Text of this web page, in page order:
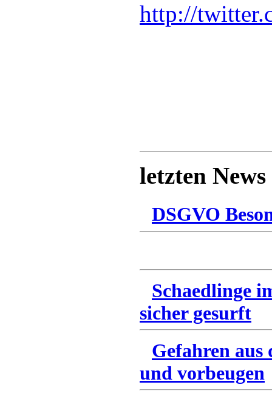
http://
letzten News
DSGVO
Schaedlinge
sicher gesurft
Gefahren
und vorbeugen